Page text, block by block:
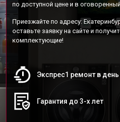
по доступной цене и в
Приезжайте по адресу:
оставьте заявку на сайте и
комплектующие!
Экспрес1 ремонт в
Гарантия до 3-х лет